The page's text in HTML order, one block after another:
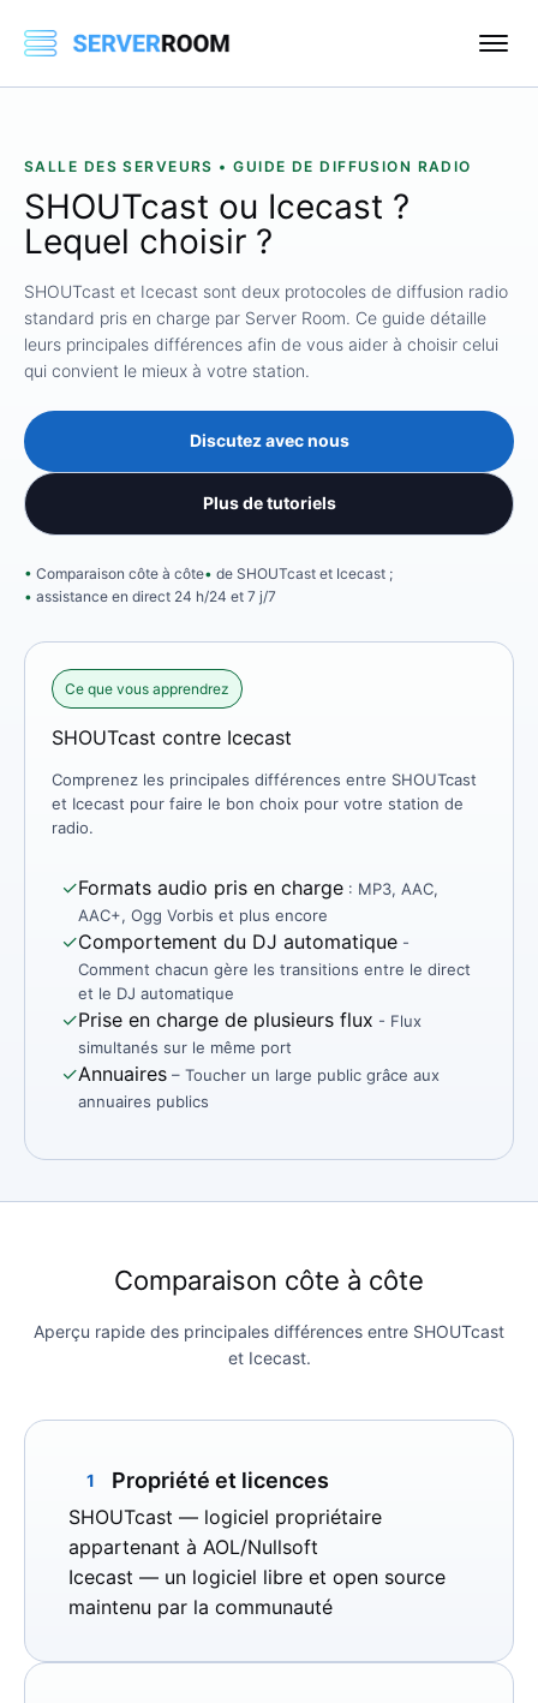
SALLE DES SERVEURS • GUIDE DE DIFFUSION RADIO
SHOUTcast ou Icecast ?
Lequel choisir ?
SHOUTcast et Icecast sont deux protocoles de diffusion radio
standard pris en charge par Server Room. Ce guide détaille
leurs principales différences afin de vous aider à choisir celui
qui convient le mieux à votre station.
Discutez avec nous
Plus de tutoriels
Comparaison côte à côte
de SHOUTcast et Icecast ;
assistance en direct 24 h/24 et 7 j/7
Ce que vous apprendrez
SHOUTcast contre Icecast
Comprenez les principales différences entre SHOUTcast
et Icecast pour faire le bon choix pour votre station de
radio.
✓Formats audio pris en charge : MP3, AAC,
AAC+, Ogg Vorbis et plus encore
✓Comportement du DJ automatique -
Comment chacun gère les transitions entre le direct
et le DJ automatique
✓Prise en charge de plusieurs flux - Flux
simultanés sur le même port
✓Annuaires – Toucher un large public grâce aux
annuaires publics
Comparaison côte à côte
Aperçu rapide des principales différences entre SHOUTcast
et Icecast.
1 Propriété et licences
SHOUTcast — logiciel propriétaire
appartenant à AOL/Nullsoft
Icecast — un logiciel libre et open source
maintenu par la communauté